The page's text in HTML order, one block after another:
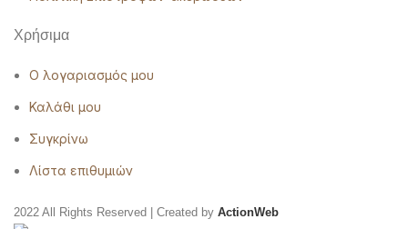
Χρήσιμα
Ο λογαριασμός μου
Καλάθι μου
Συγκρίνω
Λίστα επιθυμιών
2022 All Rights Reserved | Created by ActionWeb